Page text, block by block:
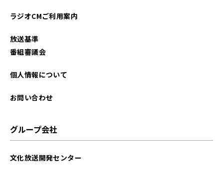
2025年09月
ラジオCMご利用案内
放送基準
番組審議会
個人情報について
お問い合わせ
グループ会社
文化放送開発センター